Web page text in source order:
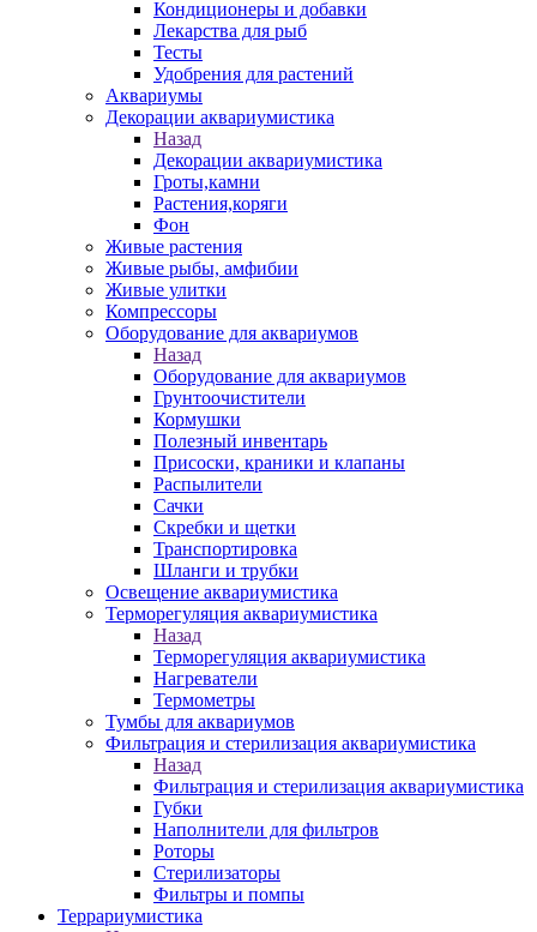
Кондиционеры и добавки
Лекарства для рыб
Тесты
Удобрения для растений
Аквариумы
Декорации аквариумистика
Назад
Декорации аквариумистика
Гроты,камни
Растения,коряги
Фон
Живые растения
Живые рыбы, амфибии
Живые улитки
Компрессоры
Оборудование для аквариумов
Назад
Оборудование для аквариумов
Грунтоочистители
Кормушки
Полезный инвентарь
Присоски, краники и клапаны
Распылители
Сачки
Скребки и щетки
Транспортировка
Шланги и трубки
Освещение аквариумистика
Терморегуляция аквариумистика
Назад
Терморегуляция аквариумистика
Нагреватели
Термометры
Тумбы для аквариумов
Фильтрация и стерилизация аквариумистика
Назад
Фильтрация и стерилизация аквариумистика
Губки
Наполнители для фильтров
Роторы
Стерилизаторы
Фильтры и помпы
Террариумистика